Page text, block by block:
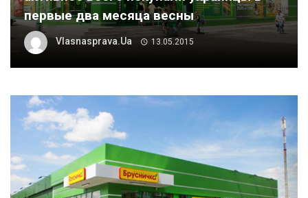
первые два месяца весны
Vlasnasprava.ua 13.05.2015